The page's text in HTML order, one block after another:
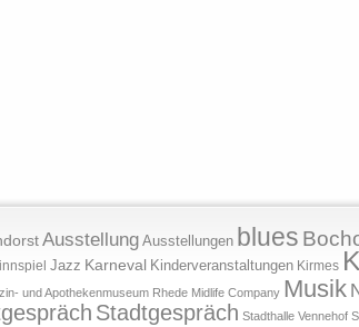
Ausstellung Ausstellungen blues
Jazz Karneval Kinderveranstaltungen Kirmes
und Apothekenmuseum Rhede Midlife Company Musik
Stadtgespräch Stadthalle Vennehof